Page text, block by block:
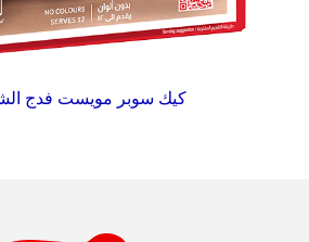
كيك سوبر مويست فدج